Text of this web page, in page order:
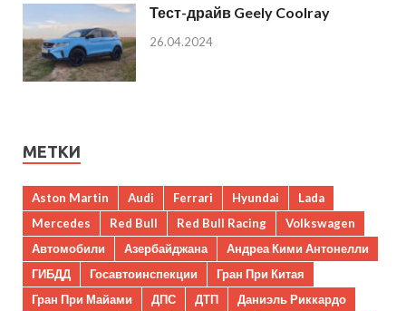
Тест-драйв Geely Coolray
26.04.2024
МЕТКИ
Aston Martin Audi Ferrari Hyundai
Lada
Mercedes
Red Bull Red Bull Racing
Volkswagen
Автомобили
Азербайджана
Андреа Кими Антонелли
ГИБДД
Госавтоинспекции
Гран При Китая
Гран При Майами
ДПС ДТП
Даниэль Риккардо